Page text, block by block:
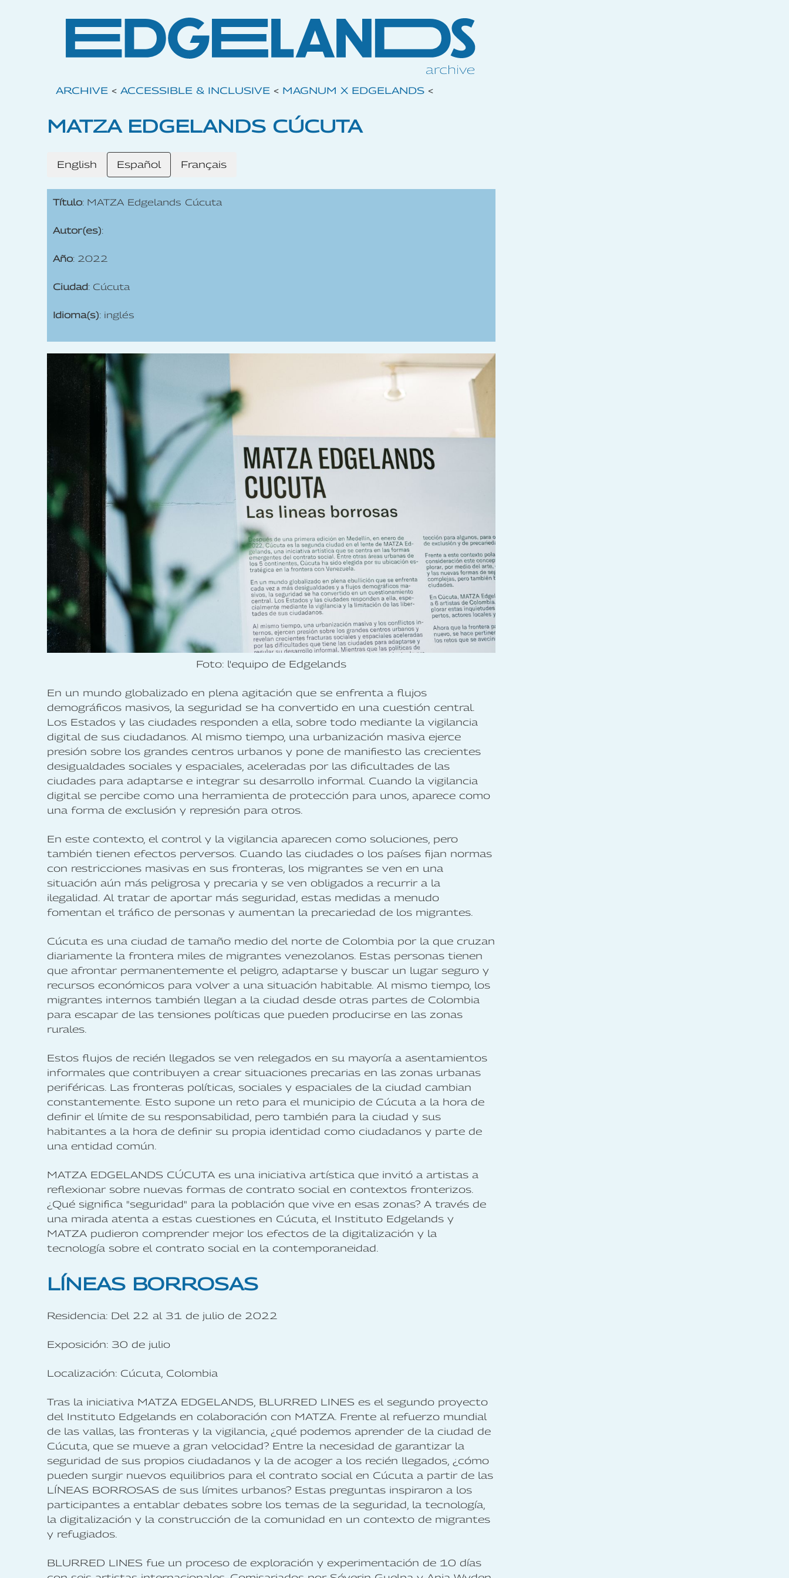
ARCHIVE < ACCESSIBLE & INCLUSIVE < MAGNUM X EDGELANDS <
MATZA EDGELANDS CÚCUTA
English Español Français
Título: MATZA Edgelands Cúcuta
Autor(es):
Año: 2022
Ciudad: Cúcuta
Idioma(s): inglés
Foto: l'equipo de Edgelands
En un mundo globalizado en plena agitación que se enfrenta a flujos
demográficos masivos, la seguridad se ha convertido en una cuestión central.
Los Estados y las ciudades responden a ella, sobre todo mediante la vigilancia
digital de sus ciudadanos. Al mismo tiempo, una urbanización masiva ejerce
presión sobre los grandes centros urbanos y pone de manifiesto las crecientes
desigualdades sociales y espaciales, aceleradas por las dificultades de las
ciudades para adaptarse e integrar su desarrollo informal. Cuando la vigilancia
digital se percibe como una herramienta de protección para unos, aparece como
una forma de exclusión y represión para otros.
En este contexto, el control y la vigilancia aparecen como soluciones, pero
también tienen efectos perversos. Cuando las ciudades o los países fijan normas
con restricciones masivas en sus fronteras, los migrantes se ven en una
situación aún más peligrosa y precaria y se ven obligados a recurrir a la
ilegalidad. Al tratar de aportar más seguridad, estas medidas a menudo
fomentan el tráfico de personas y aumentan la precariedad de los migrantes.
Cúcuta es una ciudad de tamaño medio del norte de Colombia por la que cruzan
diariamente la frontera miles de migrantes venezolanos. Estas personas tienen
que afrontar permanentemente el peligro, adaptarse y buscar un lugar seguro y
recursos económicos para volver a una situación habitable. Al mismo tiempo, los
migrantes internos también llegan a la ciudad desde otras partes de Colombia
para escapar de las tensiones políticas que pueden producirse en las zonas
rurales.
Estos flujos de recién llegados se ven relegados en su mayoría a asentamientos
informales que contribuyen a crear situaciones precarias en las zonas urbanas
periféricas. Las fronteras políticas, sociales y espaciales de la ciudad cambian
constantemente. Esto supone un reto para el municipio de Cúcuta a la hora de
definir el límite de su responsabilidad, pero también para la ciudad y sus
habitantes a la hora de definir su propia identidad como ciudadanos y parte de
una entidad común.
MATZA EDGELANDS CÚCUTA es una iniciativa artística que invitó a artistas a
reflexionar sobre nuevas formas de contrato social en contextos fronterizos.
¿Qué significa "seguridad" para la población que vive en esas zonas? A través de
una mirada atenta a estas cuestiones en Cúcuta, el Instituto Edgelands y
MATZA pudieron comprender mejor los efectos de la digitalización y la
tecnología sobre el contrato social en la contemporaneidad.
LÍNEAS BORROSAS
Residencia: Del 22 al 31 de julio de 2022
Exposición: 30 de julio
Localización: Cúcuta, Colombia
Tras la iniciativa MATZA EDGELANDS, BLURRED LINES es el segundo proyecto
del Instituto Edgelands en colaboración con MATZA. Frente al refuerzo mundial
de las vallas, las fronteras y la vigilancia, ¿qué podemos aprender de la ciudad de
Cúcuta, que se mueve a gran velocidad? Entre la necesidad de garantizar la
seguridad de sus propios ciudadanos y la de acoger a los recién llegados, ¿cómo
pueden surgir nuevos equilibrios para el contrato social en Cúcuta a partir de las
LÍNEAS BORROSAS de sus límites urbanos? Estas preguntas inspiraron a los
participantes a entablar debates sobre los temas de la seguridad, la tecnología,
la digitalización y la construcción de la comunidad en un contexto de migrantes
y refugiados.
BLURRED LINES fue un proceso de exploración y experimentación de 10 días